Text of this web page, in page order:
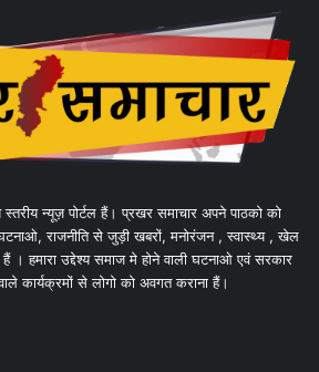
स्तरीय न्यूज़ पोर्टल हैं। प्रखर समाचार अपने पाठको को
घटनाओ, राजनीति से जुड़ी खबरों, मनोरंजन , स्वास्थ्य , खेल
। हमारा उद्देश्य समाज मे होने वाली घटनाओ एवं सरकार
वाले कार्यक्रमों से लोगो को अवगत कराना हैं।